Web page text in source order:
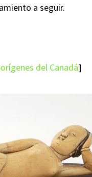
a seguir.
del Canadá]